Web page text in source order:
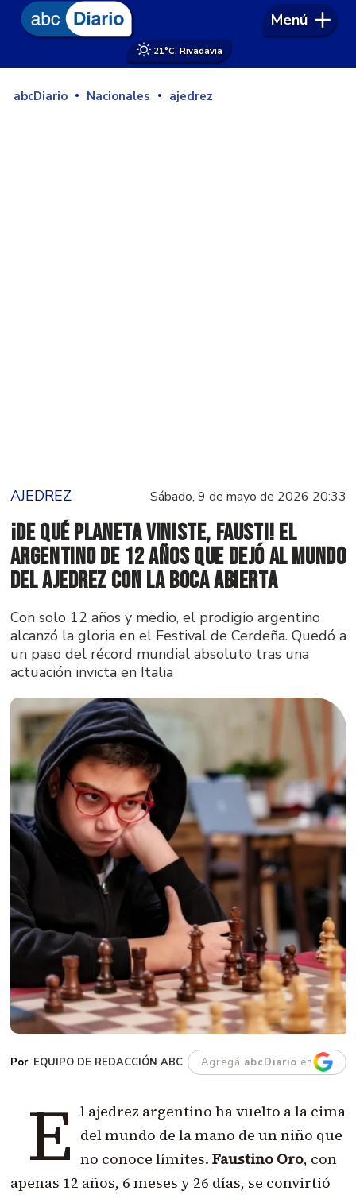
21°C. Rivadavia
Menú
abcDiario Nacionales ajedrez
AJEDREZ Sábado, 9 de mayo de 2026 20:33
¡De qué planeta viniste, Fausti! El
argentino de 12 años que dejó al mundo
del ajedrez con la boca abierta
Con solo 12 años y medio, el prodigio argentino
alcanzó la gloria en el Festival de Cerdeña. Quedó a
un paso del récord mundial absoluto tras una
actuación invicta en Italia
EQUIPO DE REDACCIÓN ABC Agregá abcDiario en
E l ajedrez argentino ha vuelto a la cima
del mundo de la mano de un niño que
no conoce límites. Faustino Oro, con
apenas 12 años, 6 meses y 26 días, se convirtió